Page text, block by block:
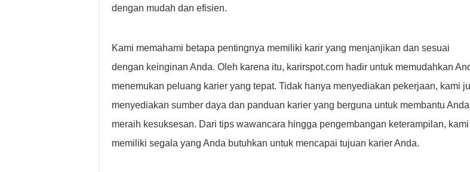
dengan mudah dan efisien.
Kami memahami betapa pentingnya memiliki karir yang menjanjikan dan sesuai
dengan keinginan Anda. Oleh karena itu, karirspot.com hadir untuk memudahkan
menemukan peluang karier yang tepat. Tidak hanya menyediakan pekerjaan, kami
menyediakan sumber daya dan panduan karier yang berguna untuk membantu Anda
meraih kesuksesan. Dari tips wawancara hingga pengembangan keterampilan, kami
memiliki segala yang Anda butuhkan untuk mencapai tujuan karier Anda.